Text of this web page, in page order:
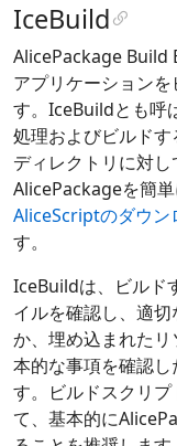
IceBuild
AlicePackage Build
アプリケーション
す。IceBuildとも呼
処理およびビルドす
ディレクトリに対し
AlicePackageを簡
AliceScriptのダウン
す。
IceBuildは、ビルド
イルを確認し、適
か、埋め込まれた
本的な事項を確認
す。ビルドスクリ
て、基本的に